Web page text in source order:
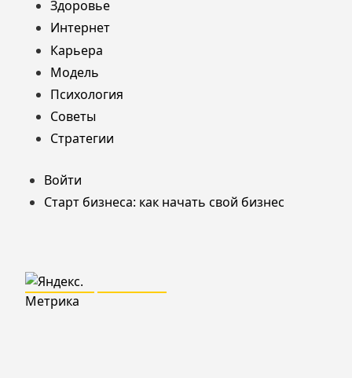
Здоровье
Интернет
Карьера
Модель
Психология
Советы
Стратегии
Войти
Старт бизнеса: как начать свой бизнес